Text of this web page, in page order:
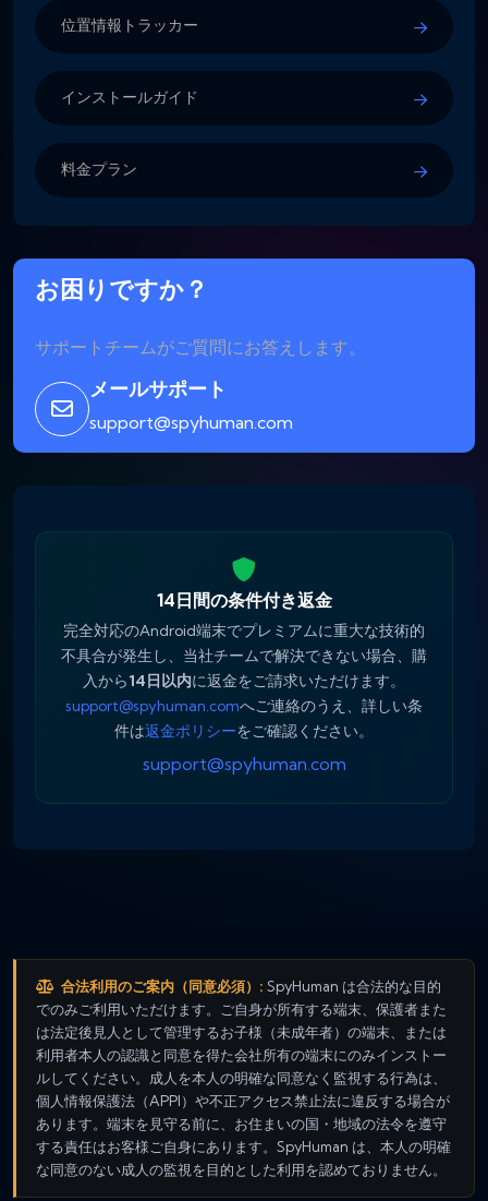
位置情報トラッカー
インストールガイド
料金プラン
お困りですか？
サポートチームがご質問にお答えします。
メールサポート
support@spyhuman.com
14日間の条件付き返金
完全対応のAndroid端末でプレミアムに重大な技術的
不具合が発生し、当社チームで解決できない場合、購
入から14日以内に返金をご請求いただけます。
support@spyhuman.comへご連絡のうえ、詳しい条
件は返金ポリシーをご確認ください。
support@spyhuman.com
合法利用のご案内（同意必須）: SpyHuman は合法的な目的
でのみご利用いただけます。ご自身が所有する端末、保護者また
は法定後見人として管理するお子様（未成年者）の端末、または
利用者本人の認識と同意を得た会社所有の端末にのみインストー
ルしてください。成人を本人の明確な同意なく監視する行為は、
個人情報保護法（APPI）や不正アクセス禁止法に違反する場合が
あります。端末を見守る前に、お住まいの国・地域の法令を遵守
する責任はお客様ご自身にあります。SpyHuman は、本人の明確
な同意のない成人の監視を目的とした利用を認めておりません。